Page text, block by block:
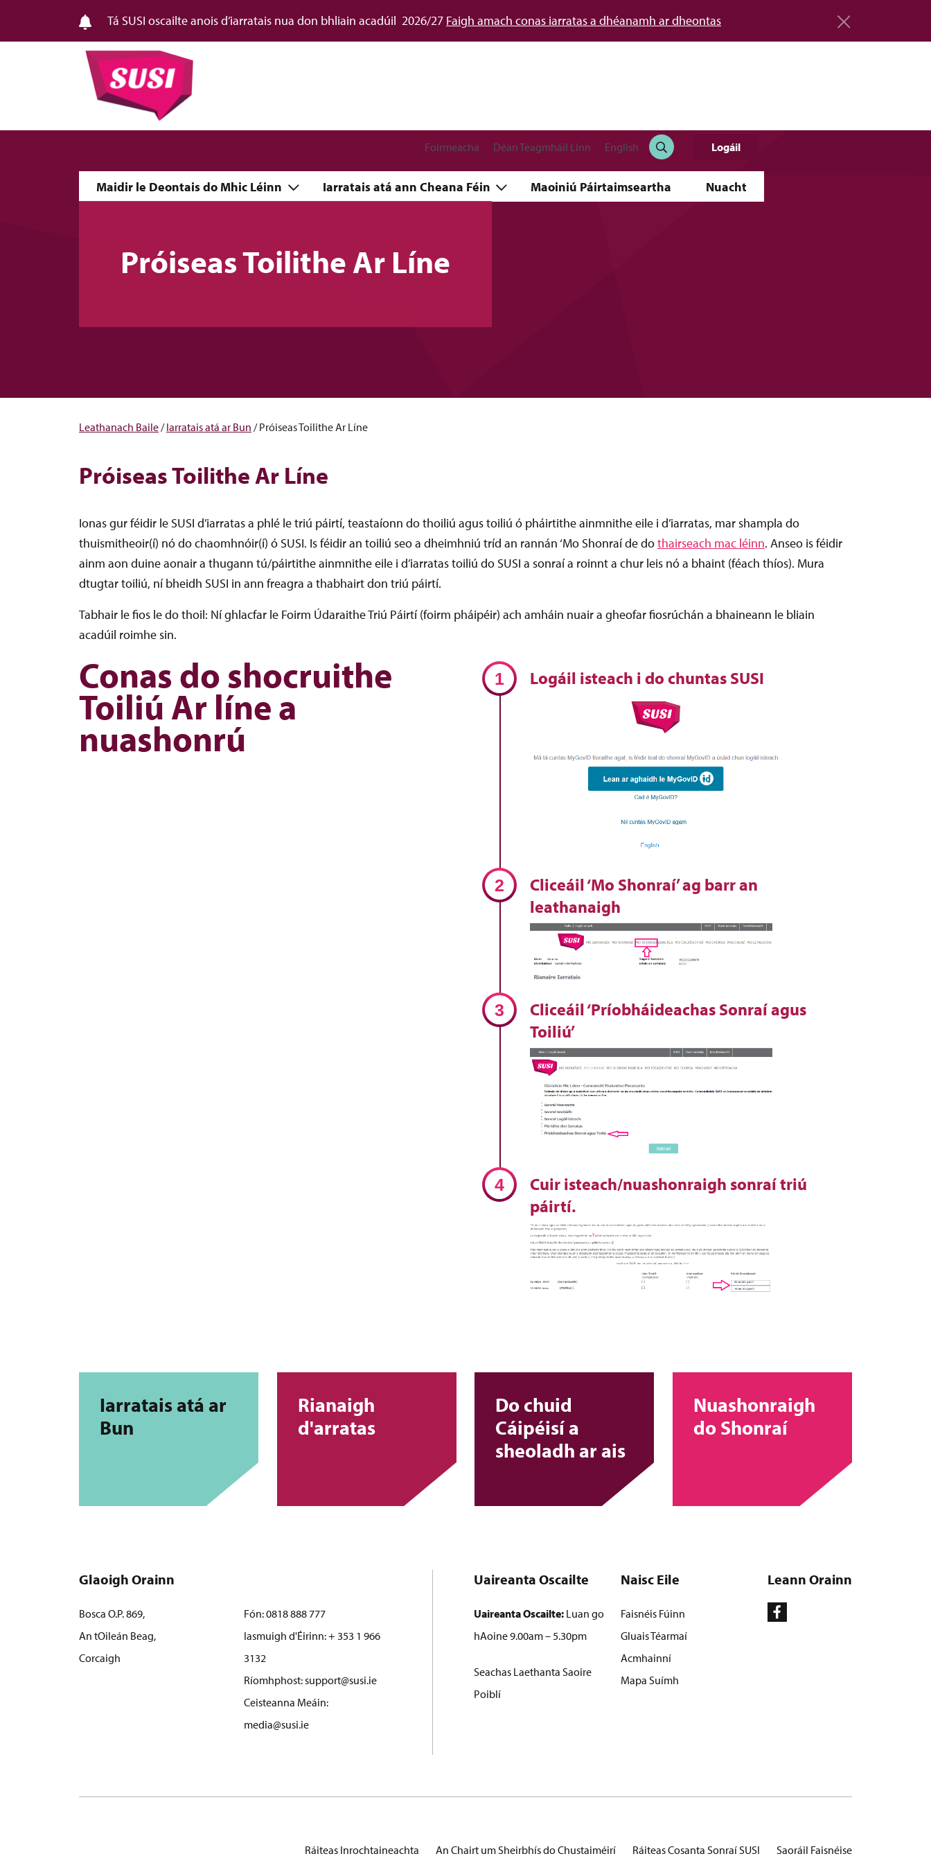
Tá SUSI oscailte anois d’iarratais nua don bhliain acadúil 2026/27 Faigh amach conas iarratas a dhéanamh ar dheontas
Foirmeacha Déan Teagmháil Linn English Logáil
Maidir le Deontais do Mhic Léinn Iarratais atá ann Cheana Féin Maoiniú Páirtaimseartha Nuacht
Próiseas Toilithe Ar Líne
Leathanach Baile/Iarratais atá ar Bun /Próiseas Toilithe Ar Líne
Próiseas Toilithe Ar Líne
Ionas gur féidir le SUSI d’iarratas a phlé le triú páirtí, teastaíonn do thoiliú agus toiliú ó pháirtithe ainmnithe eile i d’iarratas, mar shampla do
thuismitheoir(í) nó do chaomhnóir(í) ó SUSI. Is féidir an toiliú seo a dheimhniú tríd an rannán ‘Mo Shonraíde dothairseach mac léinn. Anseo is féidir
ainm aon duine aonair a thugann tú/páirtithe ainmnithe eile i d’iarratas toiliú do SUSI a sonraí a roinnt a chur leis nó a bhaint (féach thíos). Mura
dtugtar toiliú, ní bheidh SUSI in ann freagra a thabhairt don triú páirtí.
Tabhair le fios le do thoil: Ní ghlacfar le Foirm Údaraithe Triú Páirtí (foirm pháipéir) ach amháin nuair a gheofar fiosrúchán a bhaineann le bliain
acadúil roimhe sin.
Conas do shocruithe
Toiliú Ar líne a
nuashonrú
Logáil isteach i do chuntas SUSI
Cliceáil ‘Mo Shonraí’ ag barr an
leathanaigh
Cliceáil ‘Príobháideachas Sonraí agus
Toiliú’
Cuir isteach/nuashonraigh sonraí triú
páirtí.
Iarratais atá ar
Bun
Rianaigh
d'arratas
Do chuid
Cáipéisí a
sheoladh ar ais
Nuashonraigh
do Shonraí
Glaoigh Orainn
Bosca O.P. 869,
An tOileán Beag,
Corcaigh
Fón:0818 888 777
Iasmuigh d'Éirinn: + 353 1 966
3132
Ríomhphost:support@susi.ie
Ceisteanna Meáin:
media@susi.ie
Uaireanta Oscailte
Uaireanta Oscailte: Luan go
hAoine 9.00am – 5.30pm
Seachas Laethanta Saoire
Poiblí
Naisc Eile
Faisnéis Fúinn
Gluais Téarmaí
Acmhainní
Mapa Suímh
Leann Orainn
Ráiteas Inrochtaineachta An Chairt um Sheirbhís do Chustaiméirí Ráiteas Cosanta Sonraí SUSI Saoráil Faisnéise